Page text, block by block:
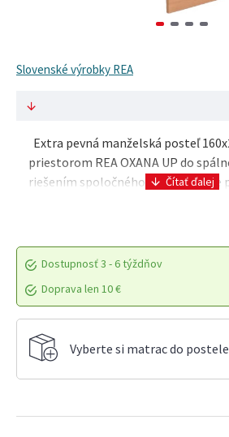
Slovenské výrobky REA
Extra pevná manželská posteľ
priestorom REA OXANA UP do
riešením spoločného dvojlôžka pre
Dostupnosť3 - 6 týždňov
Doprava len 10 €
Vyberte si matrac do postele